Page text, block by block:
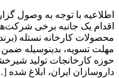
اطلاعیه با توجه به وصول
اقدام یک جانبه برخی
محصولات کارخانه نستله
مهلت تسویه، بدینوسیله ضمن
حوزه کارخانجات تولید
داروسازان ایران، ابلاغ شده